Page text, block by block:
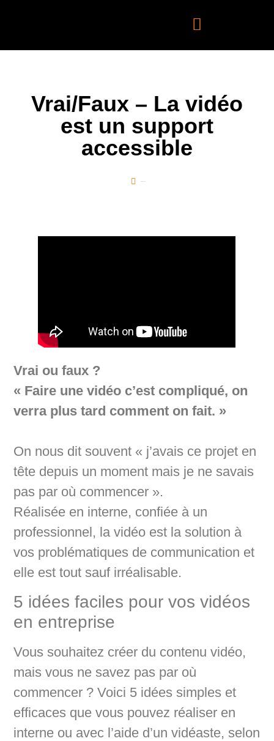
Vrai/Faux – La vidéo
est un support
accessible
Vrai ou faux ?
« Faire une vidéo c’est compliqué, on
verra plus tard comment on fait. »
On nous dit souvent « j’avais ce projet en
tête depuis un moment mais je ne savais
pas par où commencer ».
Réalisée en interne, confiée à un
professionnel, la vidéo est la solution à
vos problématiques de communication et
elle est tout sauf irréalisable.
5 idées faciles pour vos vidéos
en entreprise
Vous souhaitez créer du contenu vidéo,
mais vous ne savez pas par où
commencer ? Voici 5 idées simples et
efficaces que vous pouvez réaliser en
interne ou avec l’aide d’un vidéaste, selon